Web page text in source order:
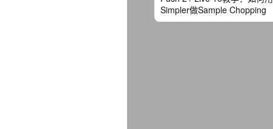
Simpler做Sample Chopping